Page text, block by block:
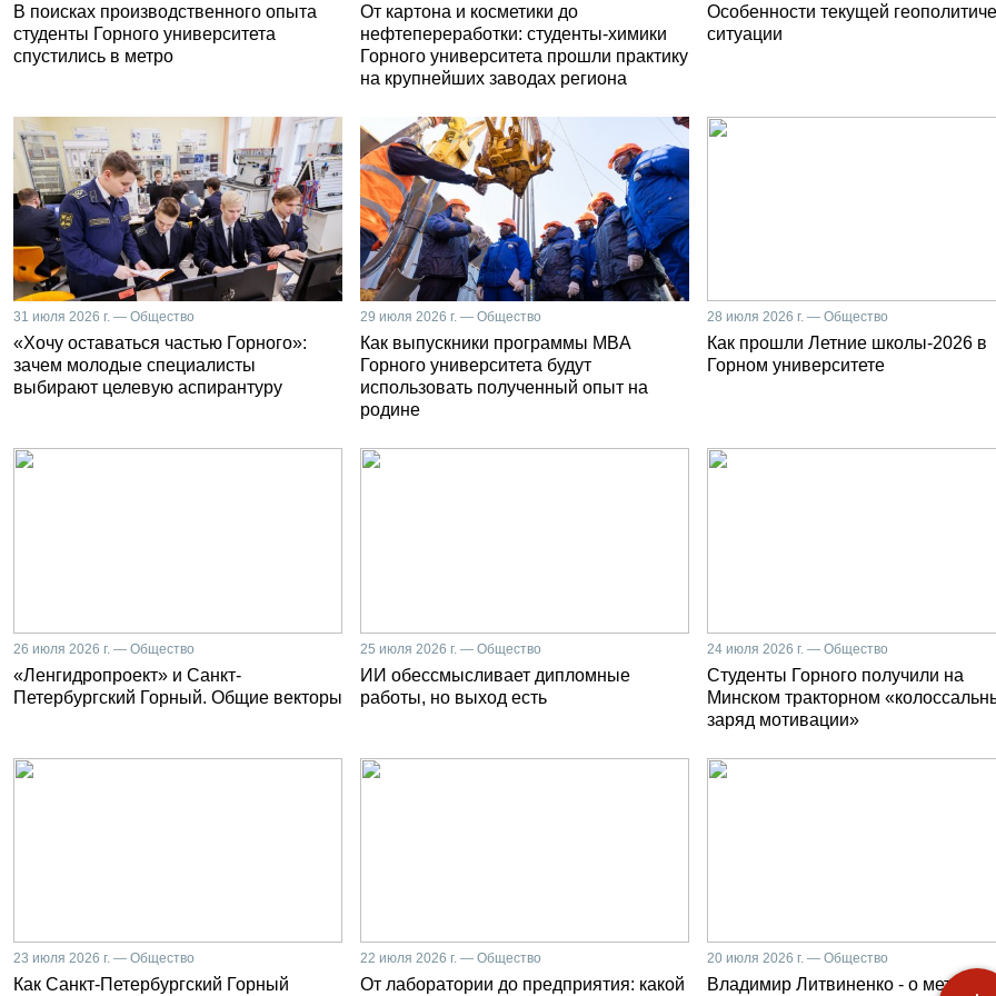
В поисках производственного опыта
студенты Горного университета
спустились в метро
От картона и косметики до
нефтепереработки: студенты-химики
Горного университета прошли практику
на крупнейших заводах региона
Особенности текущей
ситуации
31 июля 2026 г. — Общество
«Хочу оставаться частью Горного»:
зачем молодые специалисты
выбирают целевую аспирантуру
29 июля 2026 г. — Общество
Как выпускники программы MBA
Горного университета будут
использовать полученный опыт на
родине
28 июля 2026 г. — Общество
Как прошли Летние школы-2026 в
Горном университете
26 июля 2026 г. — Общество
«Ленгидропроект» и Санкт-
Петербургский Горный. Общие векторы
25 июля 2026 г. — Общество
ИИ обессмысливает дипломные
работы, но выход есть
24 июля 2026 г. — Общество
Студенты Горного получили на
Минском тракторном
заряд мотивации»
23 июля 2026 г. — Общество
Как Санкт-Петербургский Горный
22 июля 2026 г. — Общество
От лаборатории до предприятия: какой
20 июля 2026 г. — Общество
Владимир Литвиненко - о